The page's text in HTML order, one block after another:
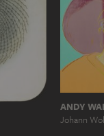
ANDY
Johann